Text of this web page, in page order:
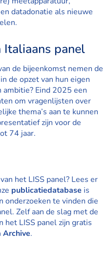
datadonatie als nieuwe
Italiaans panel
de bijeenkomst nemen de
de opzet van hun eigen
Eind 2025 een
om vragenlijsten over
thema’s aan te kunnen
zijn voor de
74 jaar.
het LISS panel? Lees er
publicatiedatabase is
onderzoeken te vinden die
Zelf aan de slag met de
het LISS panel zijn gratis
Archive.